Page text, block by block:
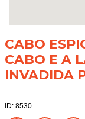
CABO
CABO E A
INVADIDA
ID: 8530